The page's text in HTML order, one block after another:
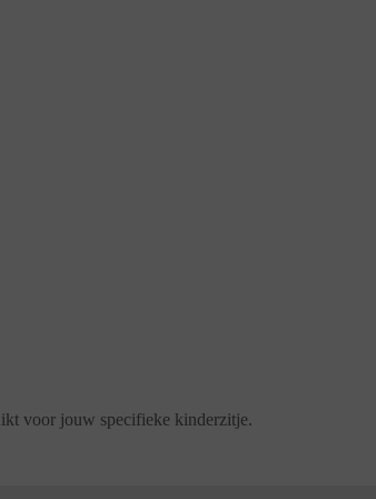
voor jouw specifieke kinderzitje.